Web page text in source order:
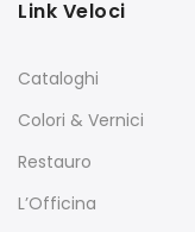
Link Veloci
Cataloghi
Colori & Vernici
Restauro
L’Officina